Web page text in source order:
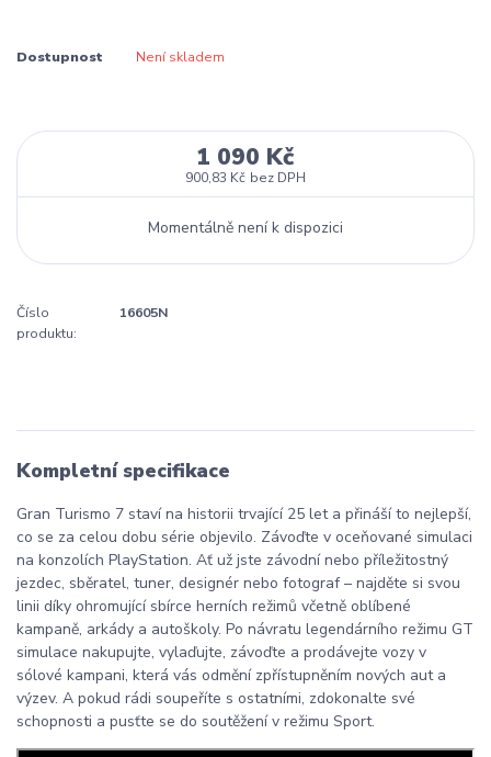
Dostupnost Není skladem
1 090 Kč
900,83 Kč bez DPH
Momentálně není k dispozici
Číslo
produktu:
16605N
Kompletní specifikace
Gran Turismo 7 staví na historii trvající 25 let a přináší to nejlepší,
co se za celou dobu série objevilo. Závoďte v oceňované simulaci
na konzolích PlayStation. Ať už jste závodní nebo příležitostný
jezdec, sběratel, tuner, designér nebo fotograf – najděte si svou
linii díky ohromující sbírce herních režimů včetně oblíbené
kampaně, arkády a autoškoly. Po návratu legendárního režimu GT
simulace nakupujte, vylaďujte, závoďte a prodávejte vozy v
sólové kampani, která vás odmění zpřístupněním nových aut a
výzev. A pokud rádi soupeříte s ostatními, zdokonalte své
schopnosti a pusťte se do soutěžení v režimu Sport.